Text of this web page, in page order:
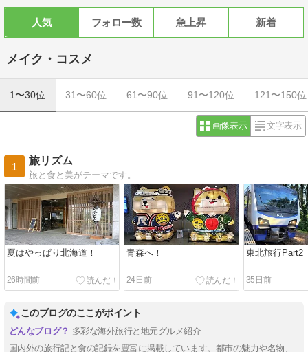
人気 フォロー数 急上昇 新着
メイク・コスメ
1〜30位 31〜60位 61〜90位 91〜120位 121〜150位
画像表示 文字表示
1
旅リズム
旅と食と美がテーマです。
夏はやっぱり北海道！
26時間前
青森へ！
24日前
東北旅行Part2
35日前
このブログのここがポイント
多彩な海外旅行と地元グルメ紹介
国内外の旅行記と食の記録を豊富に掲載しています。都市の魅力や名物、